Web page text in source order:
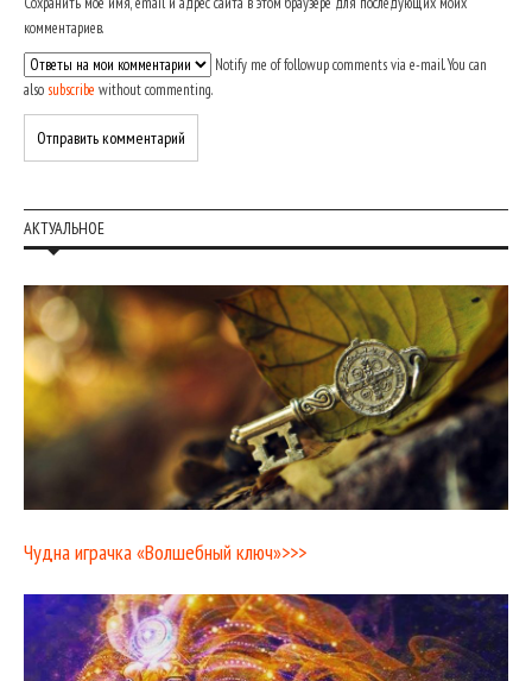
комментариев.
Notify me of followup comments via e-mail. You can
also subscribe without commenting.
АКТУАЛЬНОЕ
Чудна играчка «Волшебный ключ»>>>